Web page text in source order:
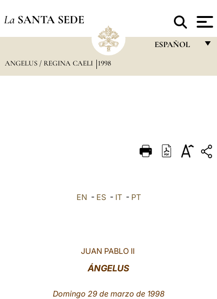
La SANTA SEDE
ESPAÑOL
DEUTSCH
ANGELUS / REGINA CAELI 1998
EN - ES- IT- PT
JUAN PABLO II
ÁNGELUS
Domingo 29 de marzo de 1998